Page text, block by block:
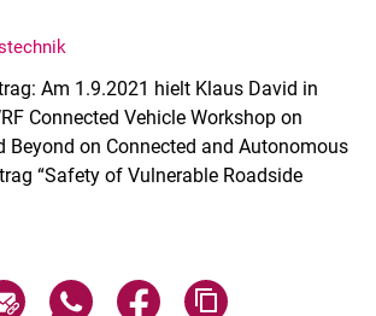
Am 1.9.2021 hielt Klaus David in
Connected Vehicle Workshop on
Beyond on Connected and Autonomous
“Safety of Vulnerable Roadside
Seite über E-Mail teilen
Seite über WhatsApp teilen
Seite über Facebook